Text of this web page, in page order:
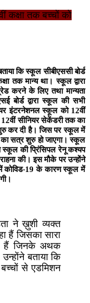
तक बच्चों को
कि स्कूल सीबीएससी बोर्ड
तक मान्य था। स्कूल द्वारा
करने के लिए तथा मान्यता
बोर्ड द्वारा स्कूल की सभी
इंटरनेशनल स्कूल को 12वीं
सीनियर सेकेंडरी तक का
कर दी है। जिस पर स्कूल में
का सत्र शुरु हो जाएगा। स्कूल
स्कूल की प्रिंसिपल रेनू कश्यप
की। इस मौके पर उन्होंने
में कोविड-19 के कारण स्कूल में
ने ख़ुशी व्यक्त
हैं जिसका सारा
हैं जिनके अथक
बताया कि
से एडमिशन